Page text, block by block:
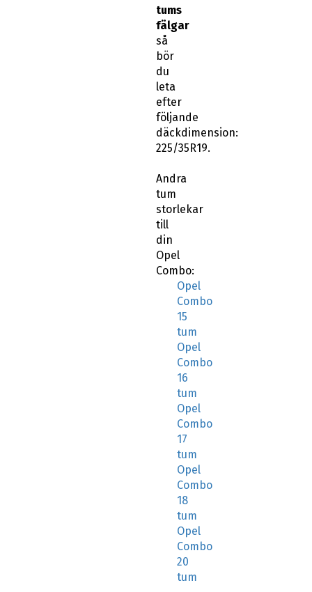
tums
fälgar
så
bör
du
leta
efter
följande
däckdimension:
225/35R19.
Andra
tum
storlekar
till
din
Opel
Combo:
Opel
Combo
15
tum
Opel
Combo
16
tum
Opel
Combo
17
tum
Opel
Combo
18
tum
Opel
Combo
20
tum